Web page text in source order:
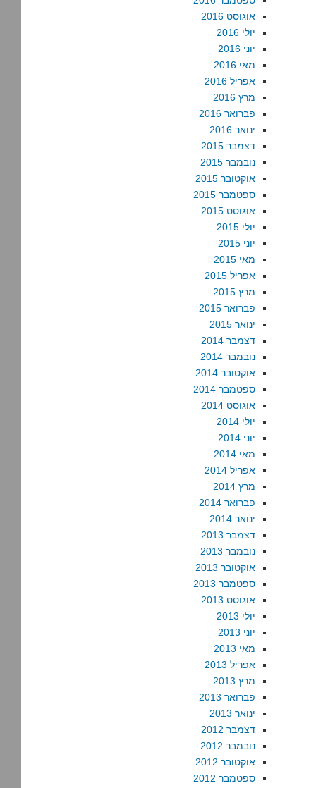
אוגוסט 2016
יולי 2016
יוני 2016
מאי 2016
אפריל 2016
מרץ 2016
פברואר 2016
ינואר 2016
דצמבר 2015
נובמבר 2015
אוקטובר 2015
ספטמבר 2015
אוגוסט 2015
יולי 2015
יוני 2015
מאי 2015
אפריל 2015
מרץ 2015
פברואר 2015
ינואר 2015
דצמבר 2014
נובמבר 2014
אוקטובר 2014
ספטמבר 2014
אוגוסט 2014
יולי 2014
יוני 2014
מאי 2014
אפריל 2014
מרץ 2014
פברואר 2014
ינואר 2014
דצמבר 2013
נובמבר 2013
אוקטובר 2013
ספטמבר 2013
אוגוסט 2013
יולי 2013
יוני 2013
מאי 2013
אפריל 2013
מרץ 2013
פברואר 2013
ינואר 2013
דצמבר 2012
נובמבר 2012
אוקטובר 2012
ספטמבר 2012